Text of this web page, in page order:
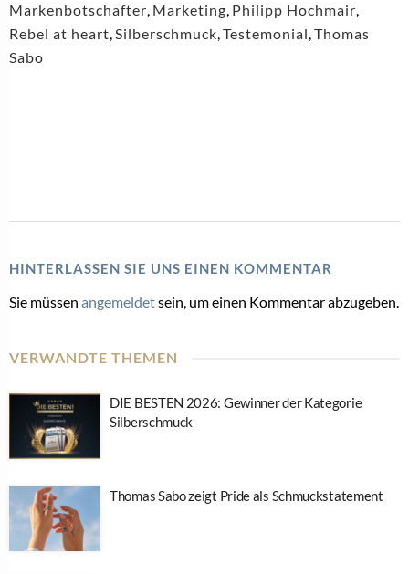
Markenbotschafter, Marketing, Philipp Hochmair,
Rebel at heart,Silberschmuck,Testemonial,Thomas
Sabo
HINTERLASSEN SIE UNS EINEN KOMMENTAR
Sie müssen angemeldetsein, um einen Kommentar abzugeben.
VERWANDTE THEMEN
DIE BESTEN 2026: Gewinner der Kategorie
Silberschmuck
Thomas Sabo zeigt Pride als Schmuckstatement